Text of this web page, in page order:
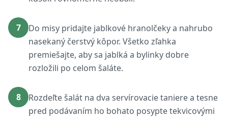
7
Do misy pridajte jablkové hranolčeky a nahrubo
nasekaný čerstvý kôpor. Všetko zľahka
premiešajte, aby sa jablká a bylinky dobre
rozložili po celom šaláte.
8
Rozdeľte šalát na dva servírovacie taniere a tesne
pred podávaním ho bohato posypte tekvicovými